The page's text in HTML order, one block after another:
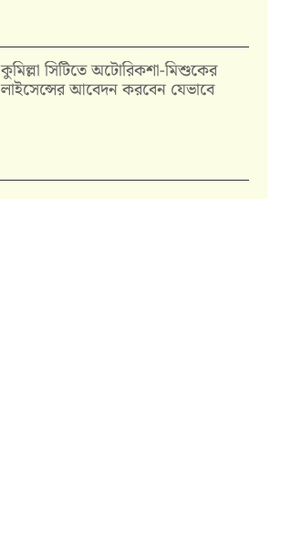
কুমিল্লা সিটিতে অটোরিকশা-মিশুকের
লাইসেন্সের আবেদন করবেন যেভাবে